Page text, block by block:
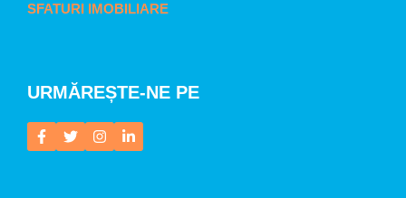
SFATURI IMOBILIARE
URMĂREȘTE-NE PE